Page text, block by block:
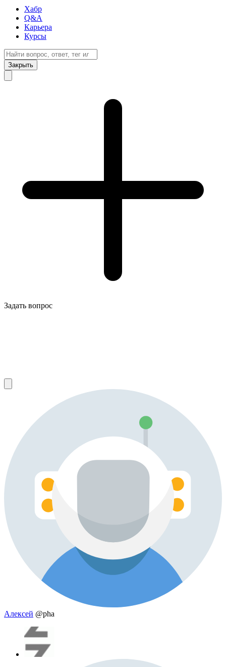
Хабр
Q&A
Карьера
Курсы
Закрыть
Задать вопрос
Алексей @pha